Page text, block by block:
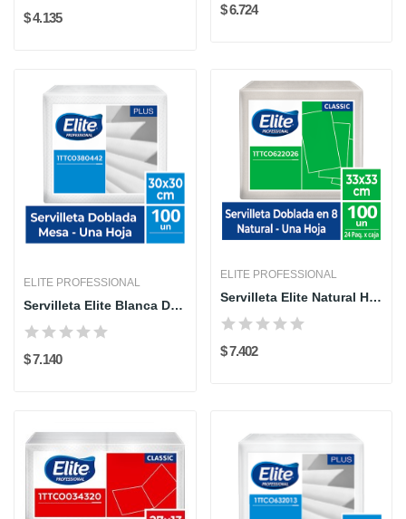
$ 4.135
$ 6.724
ELITE PROFESSIONAL
Servilleta Elite Blanca Doblada - 30x30 cm por...
$ 7.140
ELITE PROFESSIONAL
Servilleta Elite Natural Hoja Sencilla Doblada...
$ 7.402